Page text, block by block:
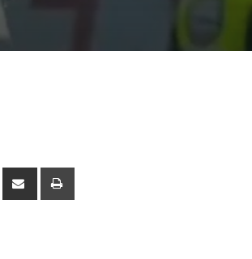
Reddit
Share